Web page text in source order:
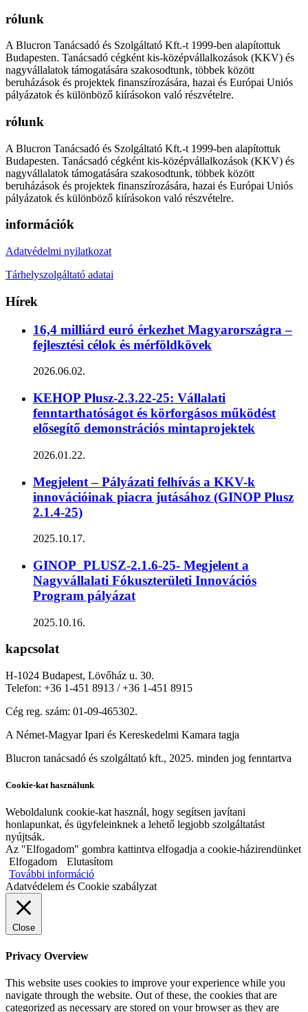
rólunk
A Blucron Tanácsadó és Szolgáltató Kft.-t 1999-ben alapítottuk
Budapesten. Tanácsadó cégként kis-középvállalkozások (KKV) és
nagyvállalatok támogatására szakosodtunk, többek között
beruházások és projektek finanszírozására, hazai és Európai Uniós
pályázatok és különböző kiírásokon való részvételre.
rólunk
A Blucron Tanácsadó és Szolgáltató Kft.-t 1999-ben alapítottuk
Budapesten. Tanácsadó cégként kis-középvállalkozások (KKV) és
nagyvállalatok támogatására szakosodtunk, többek között
beruházások és projektek finanszírozására, hazai és Európai Uniós
pályázatok és különböző kiírásokon való részvételre.
információk
Adatvédelmi nyilatkozat
Tárhelyszolgáltató adatai
Hírek
16,4 milliárd euró érkezhet Magyarországra –
fejlesztési célok és mérföldkövek
2026.06.02.
KEHOP Plusz-2.3.22-25: Vállalati
fenntarthatóságot és körforgásos működést
elősegítő demonstrációs mintaprojektek
2026.01.22.
Megjelent – Pályázati felhívás a KKV-k
innovációinak piacra jutásához (GINOP Plusz
2.1.4-25)
2025.10.17.
GINOP_PLUSZ-2.1.6-25- Megjelent a
Nagyvállalati Fókuszterületi Innovációs
Program pályázat
2025.10.16.
kapcsolat
H-1024 Budapest, Lövőház u. 30.
Telefon: +36 1-451 8913 / +36 1-451 8915
Cég reg. szám: 01-09-465302.
A Német-Magyar Ipari és Kereskedelmi Kamara tagja
Blucron tanácsadó és szolgáltató kft., 2025. minden jog fenntartva
Cookie-kat használunk
Weboldalunk cookie-kat használ, hogy segítsen javítani
honlapunkat, és ügyfeleinknek a lehető legjobb szolgáltatást
nyújtsák.
Az "Elfogadom" gombra kattintva elfogadja a cookie-házirendünket
Elfogadom
Elutasítom
További információ
Adatvédelem és Cookie szabályzat
Close
Privacy Overview
This website uses cookies to improve your experience while you
navigate through the website. Out of these, the cookies that are
categorized as necessary are stored on your browser as they are